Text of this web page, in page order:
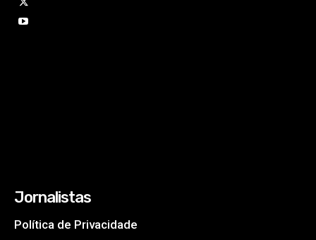
Jornalistas
Política de Privacidade